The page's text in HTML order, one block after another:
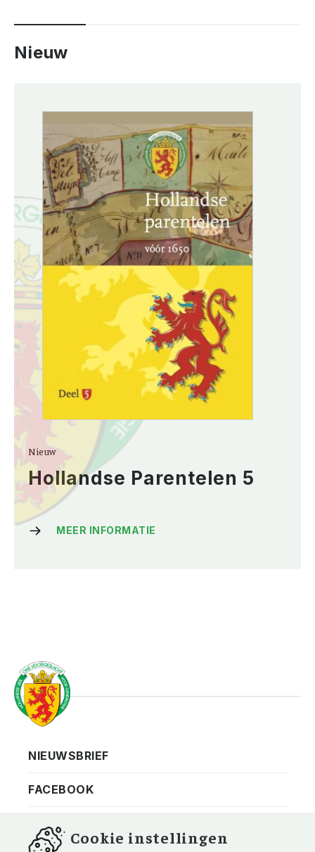
Nieuw
Nieuw
Hollandse Parentelen 5
MEER INFORMATIE
Vereniging
ANBI
Contact
Vraag en antwoord
NIEUWSBRIEF
FACEBOOK
Cookie instellingen